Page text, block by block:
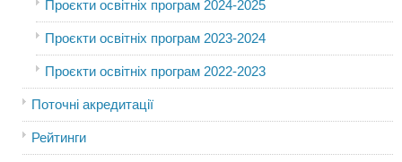
Проєкти освітніх програм 2024-2025
Проєкти освітніх програм 2023-2024
Проєкти освітніх програм 2022-2023
Поточні акредитації
Рейтинги